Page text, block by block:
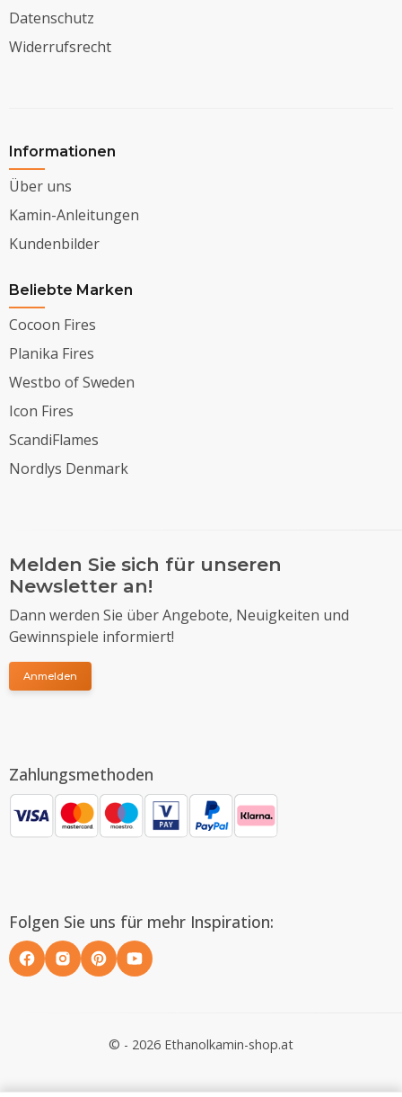
Datenschutz
Widerrufsrecht
Informationen
Über uns
Kamin-Anleitungen
Kundenbilder
Beliebte Marken
Cocoon Fires
Planika Fires
Westbo of Sweden
Icon Fires
ScandiFlames
Nordlys Denmark
Melden Sie sich für unseren
Newsletter an!
Dann werden Sie über Angebote, Neuigkeiten und
Gewinnspiele informiert!
Anmelden
Zahlungsmethoden
Folgen Sie uns für mehr Inspiration:
© - 2026 Ethanolkamin-shop.at